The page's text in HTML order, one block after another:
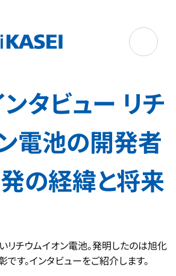
タビュー リチ
電池の開発者
の経緯と将来
リチウムイオン電池。発明したのは旭化
す。インタビューをご紹介します。